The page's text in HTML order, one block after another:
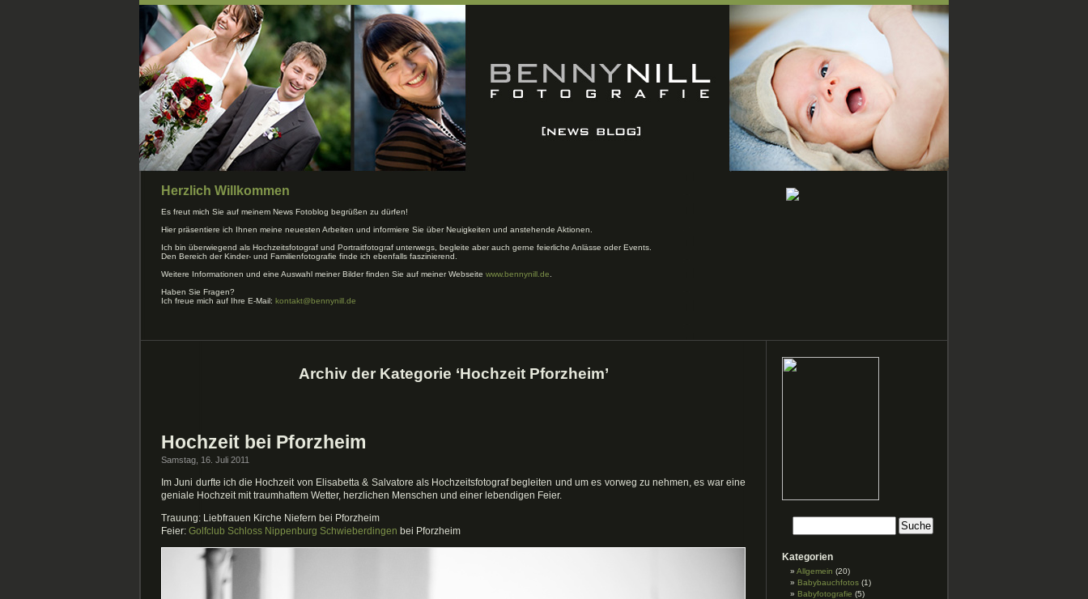
Herzlich Willkommen
Es freut mich Sie auf meinem News Fotoblog begrüßen zu dürfen!
Hier präsentiere ich Ihnen meine neuesten Arbeiten und informiere Sie über Neuigkeiten und anstehende Aktionen.
Ich bin überwiegend als Hochzeitsfotograf und Portraitfotograf unterwegs, begleite aber auch gerne feierliche Anlässe oder Events.
Den Bereich der Kinder- und Familienfotografie finde ich ebenfalls faszinierend.
Weitere Informationen und eine Auswahl meiner Bilder finden Sie auf meiner Webseite www.bennynill.de
Haben Sie Fragen?
Ich freue mich auf Ihre E-Mail: kontakt@bennynill.de
Archiv der Kategorie ‘Hochzeit Pforzheim’
Hochzeit bei Pforzheim
Samstag, 16. Juli 2011
Im Juni durfte ich die Hochzeit von Elisabetta & Salvatore als Hochzeitsfotograf begleiten und um es vorweg zu nehmen, es war eine
geniale Hochzeit mit traumhaftem Wetter, herzlichen Menschen und einer lebendigen Feier.
Trauung: Liebfrauen Kirche Niefern bei Pforzheim
Feier: Golfclub Schloss Nippenburg Schwieberdingen bei Pforzheim
Kategorien
Allgemein (20)
Babybauchfotos (1)
Babyfotografie (5)